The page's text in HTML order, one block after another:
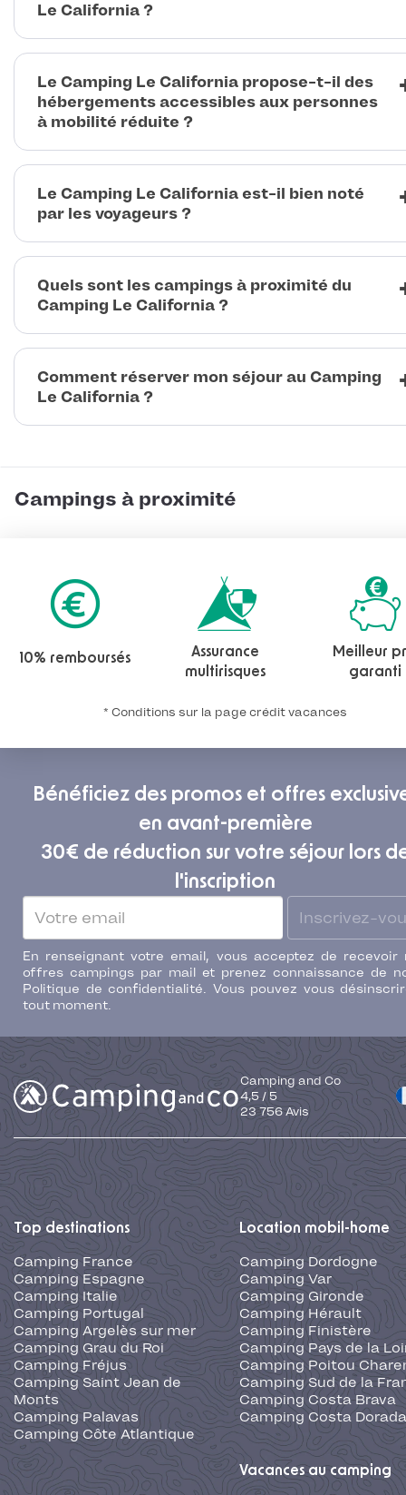
Le California ?
Le Camping Le California propose-t-il des
hébergements accessibles aux personnes
à mobilité réduite ?
Le Camping Le California est-il bien noté
par les voyageurs ?
Quels sont les campings à proximité du
Camping Le California ?
Comment réserver mon séjour au Camping
Le California ?
Campings à proximité
10% remboursés
Assurance
multirisques
Meilleur
garanti
* Conditions sur la page crédit vacances
Bénéficiez des promos et offres
en avant-première
30€ de réduction sur votre séjour lors
l'inscription
Inscrivez-
En renseignant votre email, vous acceptez de recevoir
offres campings par mail et prenez connaissance de
Politique de confidentialité. Vous pouvez vous
tout moment.
Camping and Co
4,5 / 5
23 756Avis
Top destinations
Camping France
Camping Espagne
Camping Italie
Camping Portugal
Camping Argelès sur mer
Camping Grau du Roi
Camping Fréjus
Camping Saint Jean de
Monts
Camping Palavas
Camping Côte Atlantique
Location mobil-home
Camping Dordogne
Camping Var
Camping Gironde
Camping Hérault
Camping Finistère
Camping Pays de la
Camping Poitou
Camping Sud de la
Camping Costa Brava
Camping Costa Dorada
Vacances au camping